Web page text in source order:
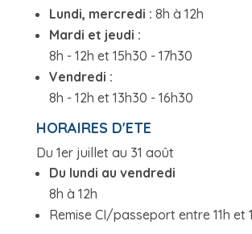
Lundi, mercredi : 8h à 12h
Mardi et jeudi :
8h - 12h et 15h30 - 17h30
Vendredi :
8h - 12h et 13h30 - 16h30
HORAIRES D'ETE
Du 1er juillet au 31 août
Du lundi au vendredi
8h à 12h
Remise CI/passeport entre 11h et